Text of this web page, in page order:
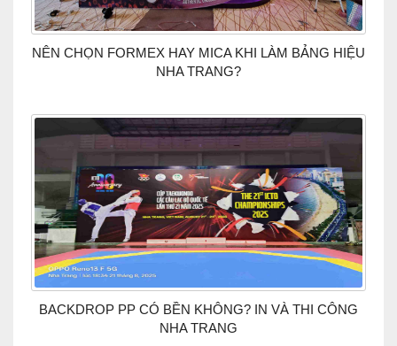
NÊN CHỌN FORMEX HAY MICA KHI LÀM BẢNG HIỆU
NHA TRANG?
BACKDROP PP CÓ BỀN KHÔNG? IN VÀ THI CÔNG
NHA TRANG